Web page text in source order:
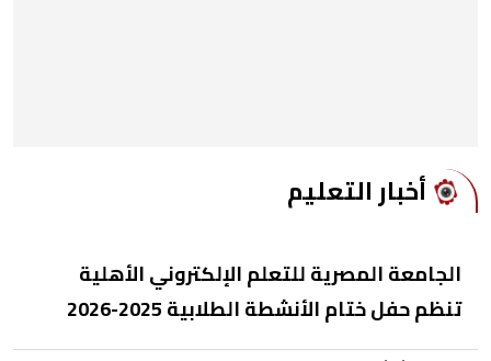
أخبار التعليم
الجامعة المصرية للتعلم الإلكتروني الأهلية
تنظم حفل ختام الأنشطة الطلابية 2025-2026